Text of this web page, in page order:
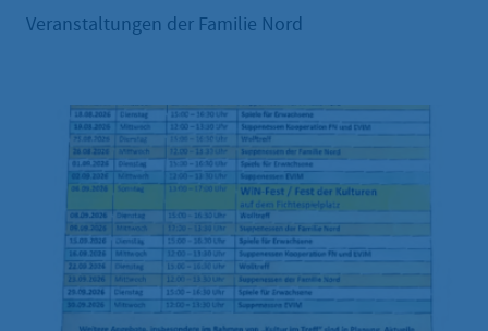
Veranstaltungen der Familie Nord